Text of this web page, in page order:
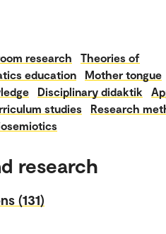
research
Theories of
education
Mother tongue
Disciplinary didaktik
studies
Research
research
(131)